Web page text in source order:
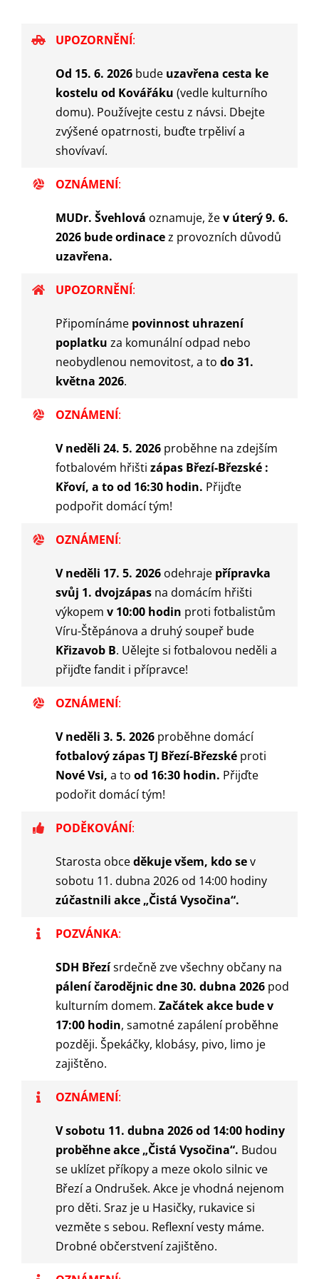
UPOZORNĚNÍ:
Od 15. 6. 2026 bude uzavřena cesta ke
kostelu od Kovářáku (vedle kulturního
domu). Používejte cestu z návsi. Dbejte
zvýšené opatrnosti, buďte trpěliví a
shovívaví.
OZNÁMENÍ:
MUDr. Švehlová oznamuje, žev úterý 9. 6.
2026 bude ordinacez provozních důvodů
uzavřena.
UPOZORNĚNÍ:
Připomínáme povinnost uhrazení
poplatkuza komunální odpad nebo
neobydlenou nemovitost, a todo 31.
května 2026.
OZNÁMENÍ:
V neděli 24. 5. 2026 proběhne na zdejším
fotbalovém hřištizápas Březí-Březské :
Křoví, a to od 16:30 hodin. Přijďte
podpořit domácí tým!
OZNÁMENÍ:
V neděli 17. 5. 2026 odehraje přípravka
svůj 1. dvojzápas na domácím hřišti
výkopemv 10:00 hodin proti fotbalistům
Víru-Štěpánova a druhý soupeř bude
Křizavob B. Uělejte si fotbalovou neděli a
přijďte fandit i přípravce!
OZNÁMENÍ:
V neděli 3. 5. 2026 proběhne domácí
fotbalový zápas TJ Březí-Březské proti
Nové Vsi,a to od 16:30 hodin. Přijďte
podořit domácí tým!
PODĚKOVÁNÍ:
Starosta obceděkuje všem, kdo sev
sobotu 11. dubna 2026 od 14:00 hodiny
zúčastnili akce „Čistá Vysočina“.
POZVÁNKA:
SDH Březísrdečně zve všechny občany na
pálení čarodějnic dne 30. dubna 2026 pod
kulturním domem.Začátek akce bude v
17:00 hodin, samotné zapálení proběhne
později. Špekáčky, klobásy, pivo, limo je
zajištěno.
OZNÁMENÍ:
V sobotu 11. dubna 2026 od 14:00 hodiny
proběhne akce „Čistá Vysočina“. Budou
se uklízet příkopy a meze okolo silnic ve
Březí a Ondrušek. Akce je vhodná nejenom
pro děti. Sraz je u Hasičky, rukavice si
vezměte s sebou. Reflexní vesty máme.
Drobné občerstvení zajištěno.